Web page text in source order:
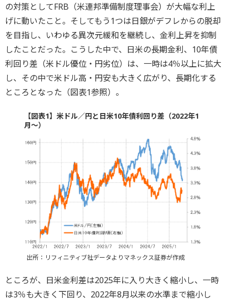
の対策としてFRB（米連邦準備制度理事会）が大幅な利上
げに動いたこと。そしてもう1つは日銀がデフレからの脱却
を目指し、いわゆる異次元緩和を継続し、金利上昇を抑制
したことだった。こうした中で、日米の長期金利、10年債
利回り差（米ドル優位・円劣位）は、一時は4％以上に拡大
し、その中で米ドル高・円安も大きく広がり、長期化する
ところとなった（図表1参照）。
【図表1】米ドル／円と日米10年債利回り差（2022年1
月～）
出所：リフィニティブ社データよりマネックス証券が作成
ところが、日米金利差は2025年に入り大きく縮小し、一時
は3％も大きく下回り、2022年8月以来の水準まで縮小し